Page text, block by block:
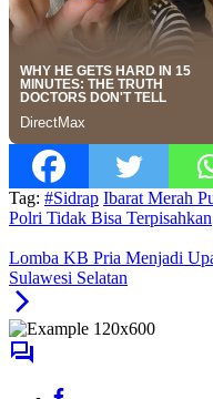
Tag: #Sidrap Ibarat Merah
Polri Tidak Bisa Terpisahkan
Lomba KB Pria Menjadi
Sulawesi Selatan